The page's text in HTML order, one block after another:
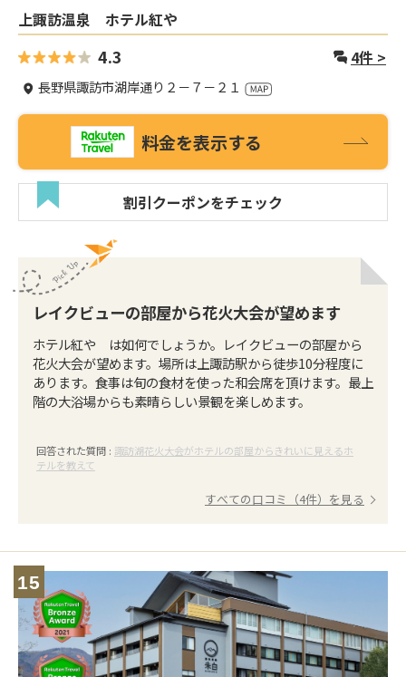
上諏訪温泉 ホテル紅や
4.3 4件 >
長野県諏訪市湖岸通り２－７－２１
料金を表示する
割引クーポンをチェック
レイクビューの部屋から花火大会が望めます
ホテル紅や は如何でしょうか。レイクビューの部屋から
花火大会が望めます。場所は上諏訪駅から徒歩10分程度に
あります。食事は旬の食材を使った和会席を頂けます。最上
階の大浴場からも素晴らしい景観を楽しめます。
回答された質問 : 諏訪湖花火大会がホテルの部屋からきれいに見えるホ
テルを教えて
すべての口コミ（4件）を見る
15